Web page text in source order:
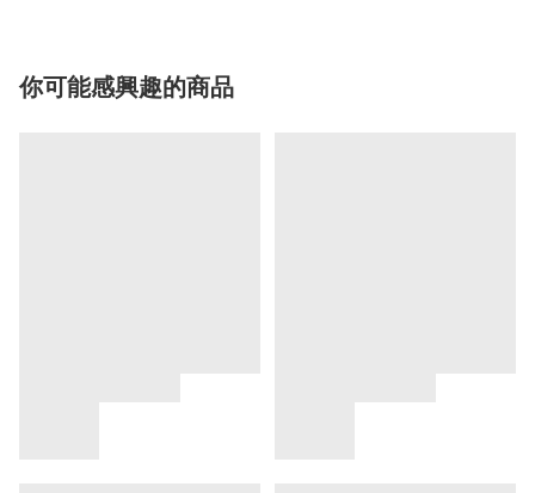
你可能感興趣的商品